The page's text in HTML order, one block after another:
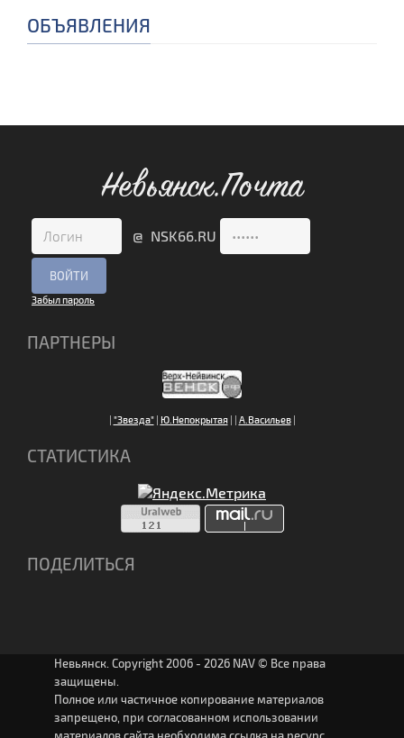
ОБЪЯВЛЕНИЯ
Невьянск.Почта
@ NSK66.RU
Забыл пароль
ПАРТНЕРЫ
| "Звезда"| Ю.Непокрытая| | А.Васильев|
СТАТИСТИКА
ПОДЕЛИТЬСЯ
Невьянск. Copyright 2006 - 2026 NAV © Все права
защищены.
Полное или частичное копирование материалов
запрещено, при согласованном использовании